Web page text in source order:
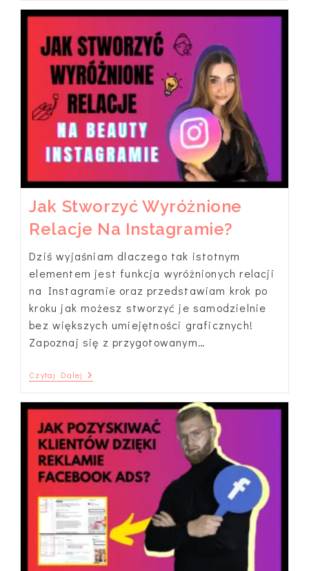
Voucherów
W
Salonie
Beauty?
Jak Stworzyć Wyróżnione
Relacje Na Instagramie?
Dziś wyjaśniam dlaczego tak istotnym
elementem jest funkcja wyróżnionych relacji
na Instagramie oraz przedstawiam krok po
kroku jak możesz stworzyć je samodzielnie
bez większych umiejętności graficznych!
Zapoznaj się z przygotowanym…
Czytaj Dalej Jak
Stworzyć
Relacje
Na
Instagramie?